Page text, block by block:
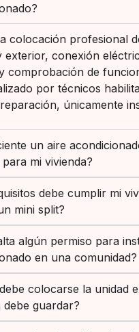
colocación profesional
exterior, conexión
comprobación de
por técnicos
únicamente
un aire
mi vivienda?
debe cumplir mi
mini split?
algún permiso para
en una comunidad?
colocarse la unidad
debe guardar?